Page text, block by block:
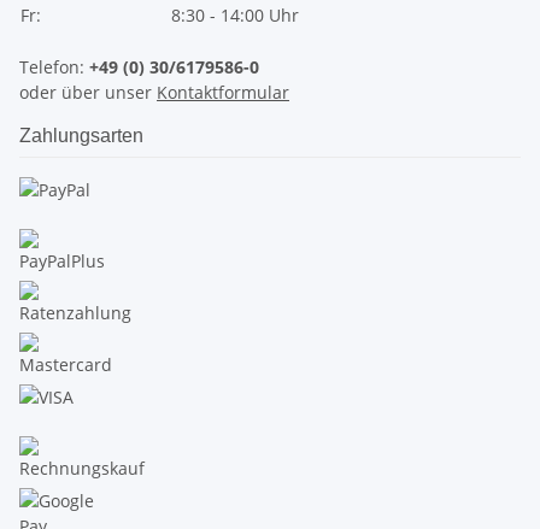
Fr:
8:30 - 14:00 Uhr
Telefon: +49 (0) 30/6179586-0
oder über unser Kontaktformular
Zahlungsarten